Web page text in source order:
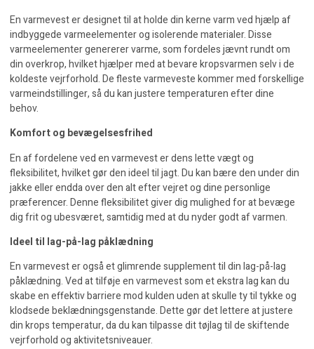
Envarmevester designet til at holde din kerne varm ved hjælp af
indbyggede varmeelementer og isolerende materialer. Disse
varmeelementer genererer varme, som fordeles jævnt rundt om
din overkrop, hvilket hjælper med at bevare kropsvarmen selv i de
koldeste vejrforhold. De fleste varmeveste kommer med forskellige
varmeindstillinger, så du kan justere temperaturen efter dine
behov.
Komfort og bevægelsesfrihed
En af fordelene ved en varmevest er dens lette vægt og
fleksibilitet, hvilket gør den ideel til jagt. Du kan bære den under din
jakke eller endda over den alt efter vejret og dine personlige
præferencer. Denne fleksibilitet giver dig mulighed for at bevæge
dig frit og ubesværet, samtidig med at du nyder godt af varmen.
Ideel til lag-på-lag påklædning
En varmevest er også et glimrende supplement til din lag-på-lag
påklædning. Ved at tilføje en varmevest som et ekstra lag kan du
skabe en effektiv barriere mod kulden uden at skulle ty til tykke og
klodsede beklædningsgenstande. Dette gør det lettere at justere
din krops temperatur, da du kan tilpasse dit tøjlag til de skiftende
vejrforhold og aktivitetsniveauer.